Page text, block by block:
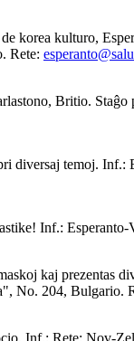
korea kulturo,
Rete:
Britio.
diversaj temoj.
Inf.:
kaj prezentas
No. 204, Bulgario.